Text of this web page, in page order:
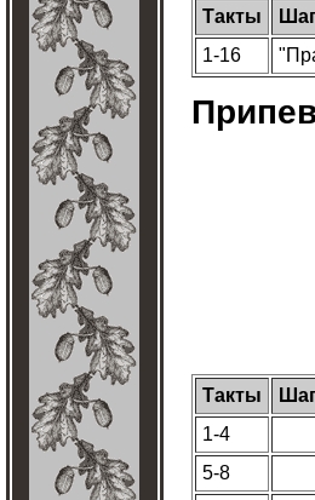
Такты
1-16
Такты
1-4
5-8